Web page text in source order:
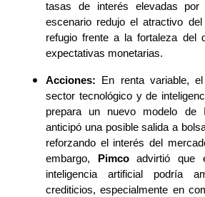
tasas de interés elevadas
escenario redujo el atractivo
refugio frente a la fortaleza del
expectativas monetarias.
Acciones:
En renta variable,
sector tecnológico y de
prepara un nuevo modelo de
anticipó una posible salida a
reforzando el interés del
embargo,
Pimco advirtió que
inteligencia artificial podría
crediticios, especialmente en